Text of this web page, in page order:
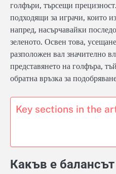
голфъри, търсещи
подходящи за играчи, които
напред, насърчавайки
зеленото. Освен това,
разположен вал значително
представянето на голфъра,
обратна връзка за
Key sections in the
Какъв е балансът